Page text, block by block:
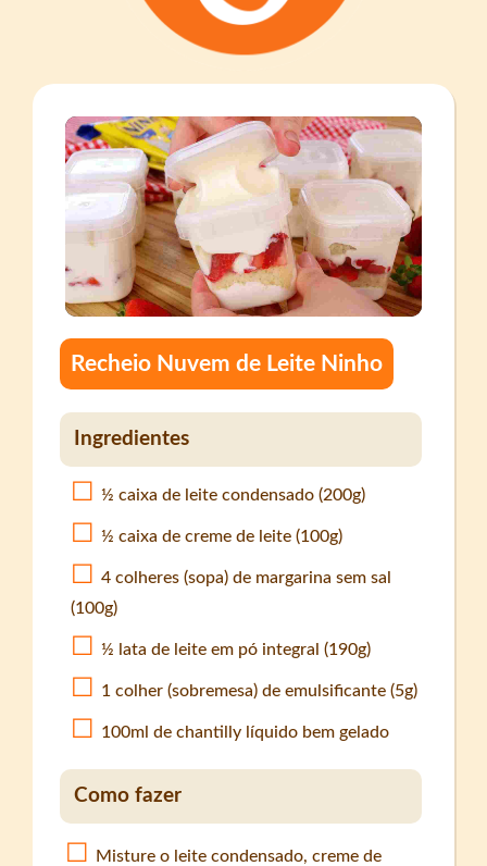
Recheio Nuvem de Leite Ninho
Ingredientes
½ caixa de leite condensado (200g)
½ caixa de creme de leite (100g)
4 colheres (sopa) de margarina sem sal
(100g)
½ lata de leite em pó integral (190g)
1 colher (sobremesa) de emulsificante (5g)
100ml de chantilly líquido bem gelado
Como fazer
Misture o leite condensado, creme de